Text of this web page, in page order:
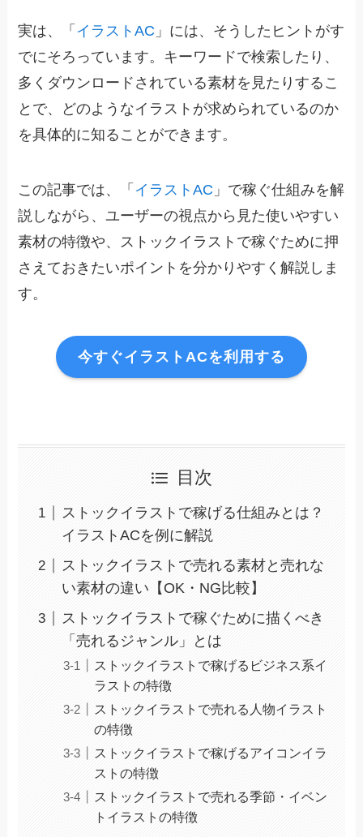
実は、「 イラストAC 」には、そうしたヒントがす
でにそろっています。キーワードで検索したり、
多くダウンロードされている素材を見たりするこ
とで、どのようなイラストが求められているのか
を具体的に知ることができます。
この記事では、「 イラストAC 」で稼ぐ仕組みを解
説しながら、ユーザーの視点から見た使いやすい
素材の特徴や、ストックイラストで稼ぐために押
さえておきたいポイントを分かりやすく解説しま
す。
今すぐイラストACを利用する
目次
ストックイラストで稼げる仕組みとは？
イラストACを例に解説
ストックイラストで売れる素材と売れな
い素材の違い【OK・NG比較】
ストックイラストで稼ぐために描くべき
「売れるジャンル」とは
ストックイラストで稼げるビジネス系イ
ラストの特徴
ストックイラストで売れる人物イラスト
の特徴
ストックイラストで稼げるアイコンイラ
ストの特徴
ストックイラストで売れる季節・イベン
トイラストの特徴